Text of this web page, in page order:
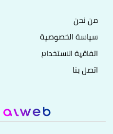
من نحن
سياسة الخصوصية
اتفاقية الاستخدام
اتصل بنا